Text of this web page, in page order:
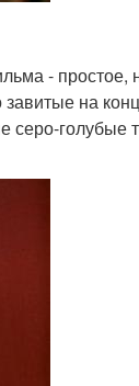
- простое,
на
серо-голубые